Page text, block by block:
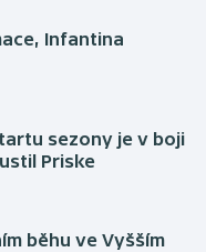
Infantina
sezony je v boji
Priske
běhu ve Vyšším